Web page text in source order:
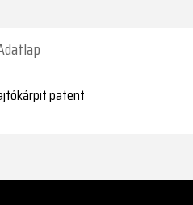
patent